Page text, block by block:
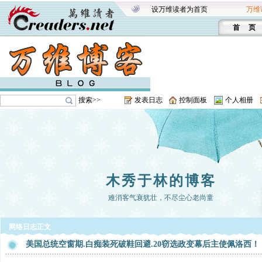
设万维读者为首页 万维
首 页
搜索>> 发表日志 控制面板 个人相册
木秀于林的博客
难消客气衰犹壮，不尽尘心老尚童
网络日志正文
美国总统空窗期.白痴装死破鞋回避.20窃选政变幕后主使佩洛西！